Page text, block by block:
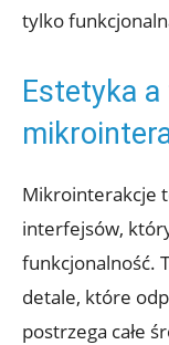
tylko
Estetyka
Mikrointerakcje
interfejsów,
funkcjonalność.
detale, które
postrzega całe